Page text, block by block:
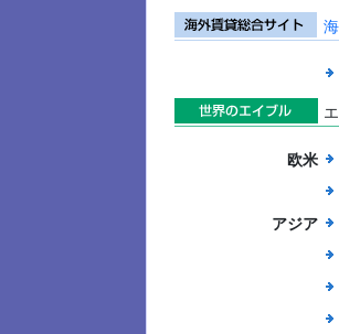
海外賃貸総合
世界のエイブ
欧米
アジア